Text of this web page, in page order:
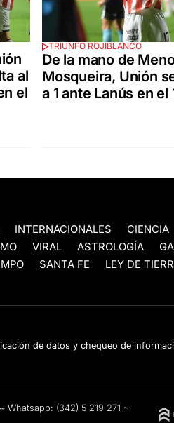
al
el
TRIUNFO ROJIBLANCO
De la mano de
Mosqueira, Unión
a 1 ante Lanús en el
INTERNACIONALES CIENCIA
VIRAL ASTROLOGÍA
SANTA FE
LEY DE
de datos y chequeo de
Whatsapp: (342) 5 219 271 ~